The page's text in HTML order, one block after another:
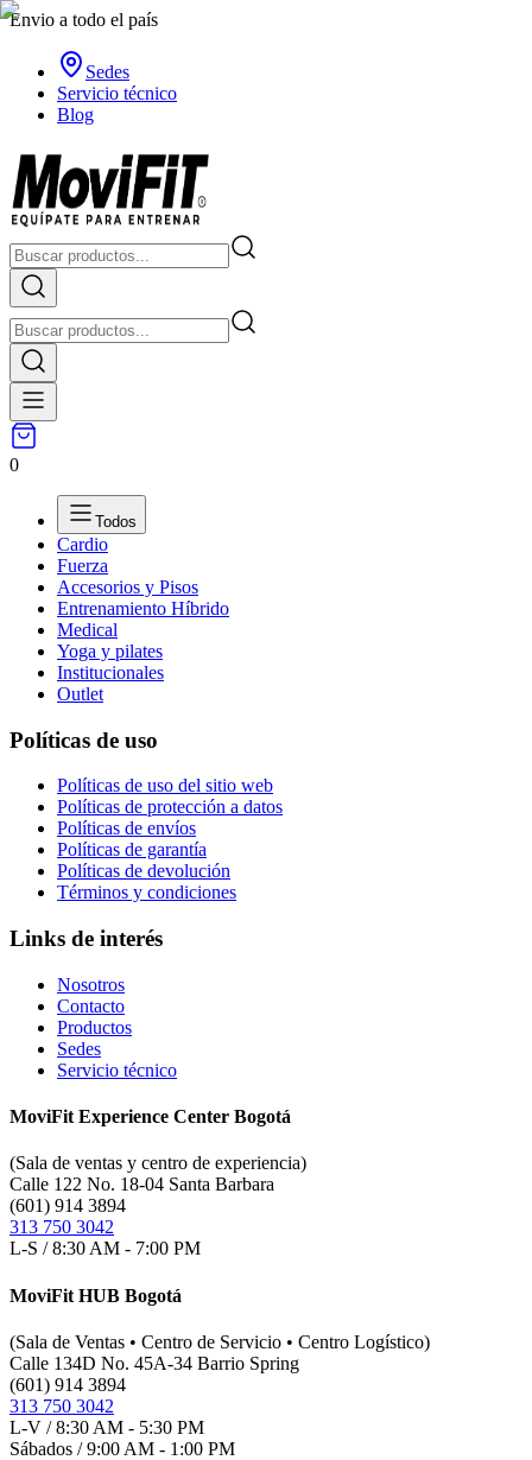
Envio a todo el país
Sedes
Servicio técnico
Blog
0
Todos
Cardio
Fuerza
Accesorios y Pisos
Entrenamiento Híbrido
Medical
Yoga y pilates
Institucionales
Outlet
Políticas de uso
Políticas de uso del sitio web
Políticas de protección a datos
Políticas de envíos
Políticas de garantía
Políticas de devolución
Términos y condiciones
Links de interés
Nosotros
Contacto
Productos
Sedes
Servicio técnico
MoviFit Experience Center Bogotá
(Sala de ventas y centro de experiencia)
Calle 122 No. 18-04 Santa Barbara
(601) 914 3894
313 750 3042
L-S / 8:30 AM - 7:00 PM
MoviFit HUB Bogotá
(Sala de Ventas • Centro de Servicio • Centro Logístico)
Calle 134D No. 45A-34 Barrio Spring
(601) 914 3894
313 750 3042
L-V / 8:30 AM - 5:30 PM
Sábados / 9:00 AM - 1:00 PM